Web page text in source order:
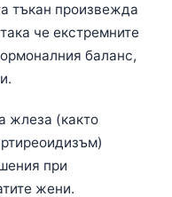
тъкан произвежда
че екстремните
баланс,
жлеза (както
при
жени.